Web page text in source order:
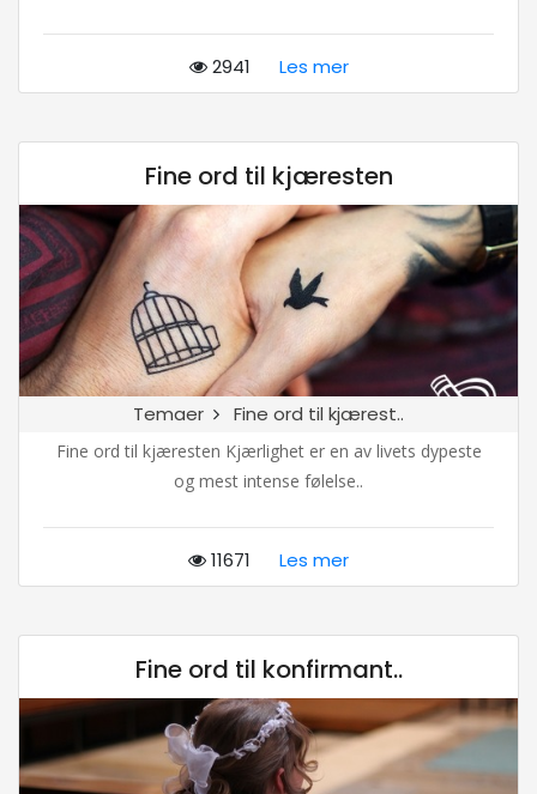
2941 Les mer
Fine ord til kjæresten
Temaer Fine ord til kjærest..
Fine ord til kjæresten Kjærlighet er en av livets dypeste
og mest intense følelse..
11671 Les mer
Fine ord til konfirmant..